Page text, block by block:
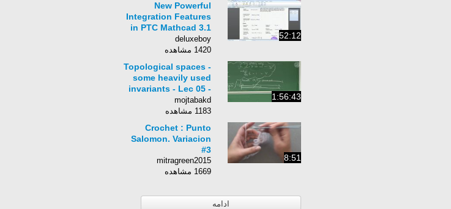
52:12
New Powerful
Integration Features
in PTC Mathcad 3.1
&amp; Creo 3.0
deluxeboy
1420 مشاهده
1:56:43
Topological spaces -
some heavily used
invariants - Lec 05 -
Frederic Schuller
mojtabakd
1183 مشاهده
8:51
Crochet : Punto
Salomon. Variacion
#3
mitragreen2015
1669 مشاهده
ادامه